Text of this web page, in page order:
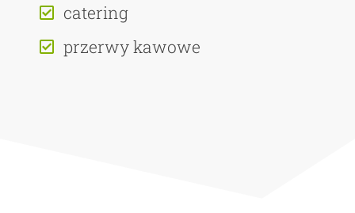
catering
przerwy kawowe